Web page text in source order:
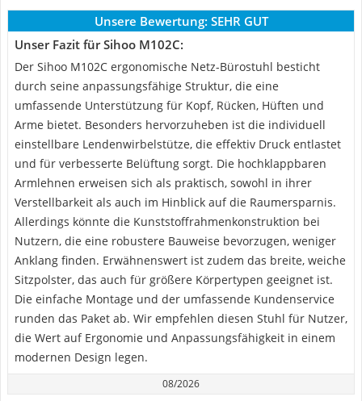
Unsere Bewertung: SEHR GUT
Unser Fazit für Sihoo M102C:
Der Sihoo M102C ergonomische Netz-Bürostuhl besticht
durch seine anpassungsfähige Struktur, die eine
umfassende Unterstützung für Kopf, Rücken, Hüften und
Arme bietet. Besonders hervorzuheben ist die individuell
einstellbare Lendenwirbelstütze, die effektiv Druck entlastet
und für verbesserte Belüftung sorgt. Die hochklappbaren
Armlehnen erweisen sich als praktisch, sowohl in ihrer
Verstellbarkeit als auch im Hinblick auf die Raumersparnis.
Allerdings könnte die Kunststoffrahmenkonstruktion bei
Nutzern, die eine robustere Bauweise bevorzugen, weniger
Anklang finden. Erwähnenswert ist zudem das breite, weiche
Sitzpolster, das auch für größere Körpertypen geeignet ist.
Die einfache Montage und der umfassende Kundenservice
runden das Paket ab. Wir empfehlen diesen Stuhl für Nutzer,
die Wert auf Ergonomie und Anpassungsfähigkeit in einem
modernen Design legen.
08/2026